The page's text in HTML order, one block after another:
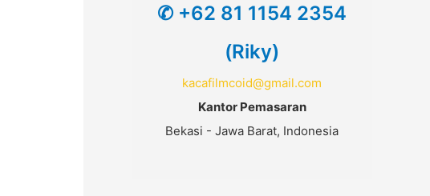
✆ +62 81 1154 2354
(Riky)
kacafilmcoid@gmail.com
Kantor Pemasaran
Bekasi - Jawa Barat, Indonesia